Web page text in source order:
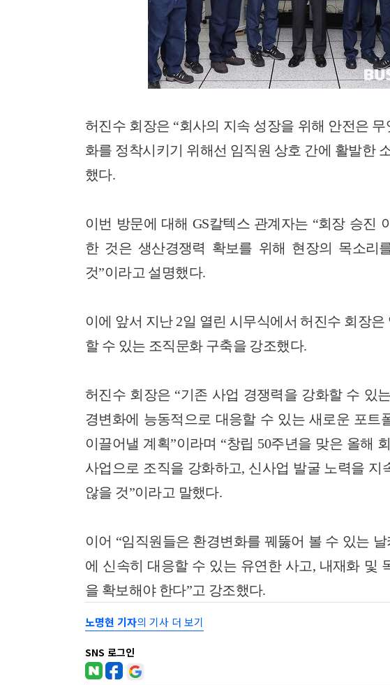
허진수 회장은 “회사의 지속 성장을 위해 안전은
화를 정착시키기 위해선 임직원 상호 간에 활발한
했다.
이번 방문에 대해 GS칼텍스 관계자는 “회장 승진
한 것은 생산경쟁력 확보를 위해 현장의 목소리
것”이라고 설명했다.
이에 앞서 지난 2일 열린 시무식에서 허진수 회장
할 수 있는 조직문화 구축을 강조했다.
허진수 회장은 “기존 사업 경쟁력을 강화할 수 있
경변화에 능동적으로 대응할 수 있는 새로운 포트
이끌어낼 계획”이라며 “창립 50주년을 맞은 올해
사업으로 조직을 강화하고, 신사업 발굴 노력을 지
않을 것”이라고 말했다.
이어 “임직원들은 환경변화를 꿰뚫어 볼 수 있는
에 신속히 대응할 수 있는 유연한 사고, 내재화 및
을 확보해야 한다”고 강조했다.
노명현 기자의 기사 더 보기
SNS 로그인